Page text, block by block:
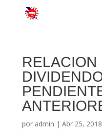
RELACION
por admin | Abr 25, 2018